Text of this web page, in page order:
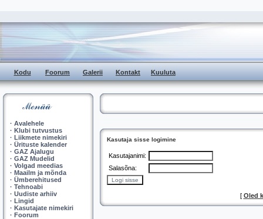
Kodu Foorum Galerii Kontakt Kuuluta
· Avalehele
· Klubi tutvustus
· Liikmete nimekiri
· Ürituste kalender
· GAZ Ajalugu
· GAZ Mudelid
· Volgad meedias
· Maailm ja mõnda
· Ümberehitused
· Tehnoabi
· Uudiste arhiiv
· Lingid
· Kasutajate nimekiri
· Foorum
Kasutaja sisse logimine
Kasutajanimi:
Salasõna:
[ Oled